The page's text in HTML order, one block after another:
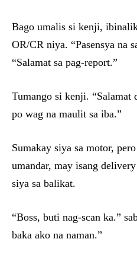
Bago umalis si kenji,
OR/CR niya. “Pasensya na
“Salamat sa pag-report.”
Tumango si kenji. “Salamat
po wag na maulit sa iba.”
Sumakay siya sa motor,
umandar, may isang
siya sa balikat.
“Boss, buti nag-scan ka.”
baka ako na naman.”